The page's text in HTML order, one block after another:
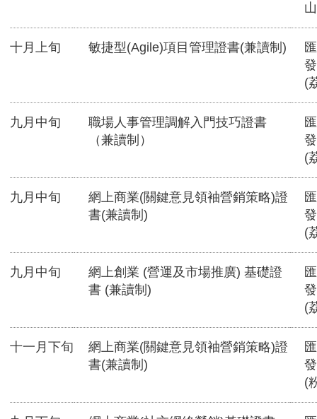
十月上旬 敏捷型(Agile)項目管理證書(兼讀制)
(
九月中旬
職場人事管理調解入門技巧證書
（兼讀制）
(
九月中旬
網上商業(關鍵意見領袖營銷策略)證
書(兼讀制)
(
九月中旬
網上創業 (營運及市場推廣) 基礎證
書 (兼讀制)
(
十一月下旬
網上商業(關鍵意見領袖營銷策略)證
書(兼讀制)
(